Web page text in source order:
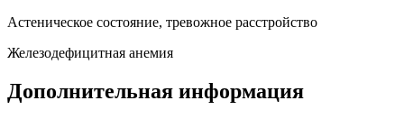
Астеническое состояние, тревожное расстройство
Железодефицитная анемия
Дополнительная информация